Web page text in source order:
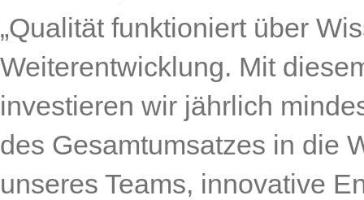
„Qualität funktioniert über
Weiterentwicklung. Mit
investieren wir jährlich
des Gesamtumsatzes in die
unseres Teams, innovative